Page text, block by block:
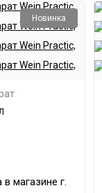
Новинка
в магазине г.